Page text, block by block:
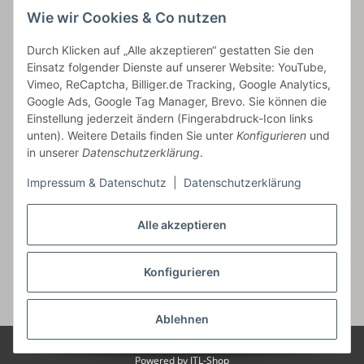
Alle akzeptieren
Konfigurieren
Ablehnen
Wie wir Cookies & Co nutzen
Durch Klicken auf „Alle akzeptieren“ gestatten Sie den
Einsatz folgender Dienste auf unserer Website: YouTube,
Vimeo, ReCaptcha, Billiger.de Tracking, Google Analytics,
Google Ads, Google Tag Manager, Brevo. Sie können die
Einstellung jederzeit ändern (Fingerabdruck-Icon links
unten). Weitere Details finden Sie unter Konfigurieren und
in unserer Datenschutzerklärung.
Impressum & Datenschutz Datenschutzerklärung
Artikelinformationen
Carls GmbH
Frieslandstr. 44 | 26446 Reepsholt
Fon 04468-9479855-0 | Fax -9
Vertrag widerrufen
* Alle Preise inkl. gesetzlicher USt., zzgl.
Powered by JTL-Shop